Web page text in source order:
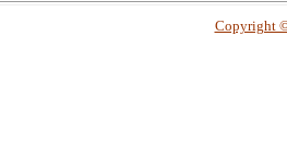
Copyright